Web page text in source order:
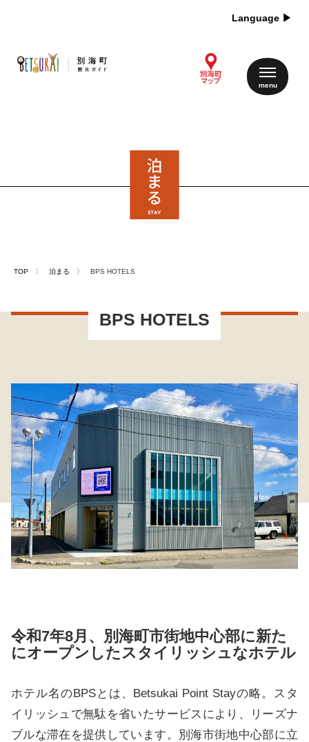
Language ▶︎
TOP 〉 泊まる 〉 BPS HOTELS
BPS HOTELS
令和7年8月、別海町市街地中心部に新た
にオープンしたスタイリッシュなホテル
ホテル名のBPSとは、Betsukai Point Stayの略。スタ
イリッシュで無駄を省いたサービスにより、リーズナ
ブルな滞在を提供しています。別海市街地中心部に立